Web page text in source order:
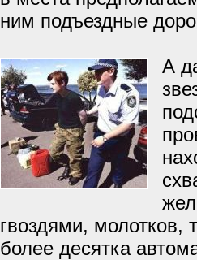
ним подъездные
А
гвоздями, молотков,
более десятка